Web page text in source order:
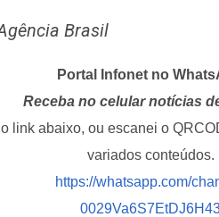
Brasil
Portal Infonet no
Receba no celular notícias
link abaixo, ou escanei o
variados conteúdos.
https://whatsapp.com/